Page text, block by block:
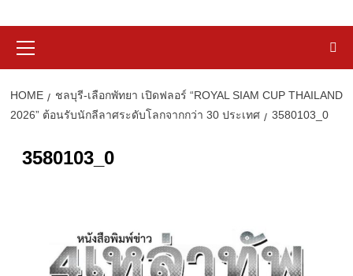
Menu
HOME
ชลบุรี-เลือกพัทยา เปิดฟลอร์ “ROYAL SIAM CUP THAILAND
2026” ต้อนรับนักลีลาศระดับโลกจากกว่า 30 ประเทศ
3580103_0
3580103_0